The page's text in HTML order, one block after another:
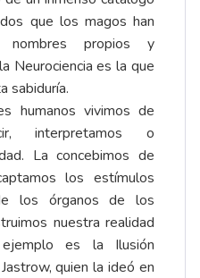
que los magos han
nombres propios y
Neurociencia es la que
sabiduría.
humanos vivimos de
interpretamos o
La concebimos de
los estímulos
los órganos de los
nuestra realidad
es la Ilusión
quien la ideó en